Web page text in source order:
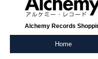
Alchemy Records
Home